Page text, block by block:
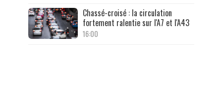
Chassé-croisé : la circulation
fortement ralentie sur l'A7 et l'A43
16:00